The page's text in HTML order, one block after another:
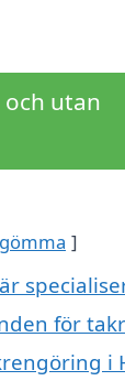
utan
gömma
för
i